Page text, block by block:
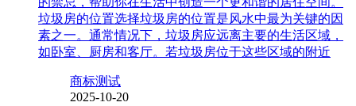
垃圾房的位置选择垃圾房的位置是风水中最为关键的因
素之一。通常情况下，垃圾房应远离主要的生活区域，
如卧室、厨房和客厅。若垃圾房位于这些区域的附近
商标测试
2025-10-20